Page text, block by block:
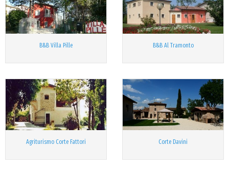
B&B Villa Pille B&B Al Tramonto
Agriturismo Corte Fattori Corte Davini